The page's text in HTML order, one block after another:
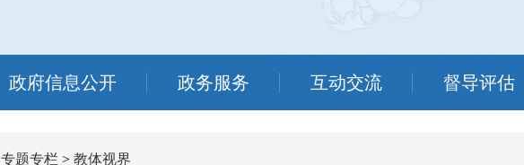
政府信息公开 政务服务 互动交流 督导评估
专题专栏 > 教体视界